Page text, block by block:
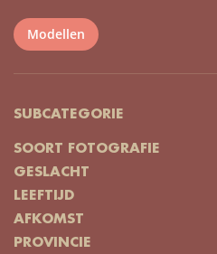
Modellen
SUBCATEGORIE
SOORT FOTOGRAFIE
GESLACHT
LEEFTIJD
AFKOMST
PROVINCIE